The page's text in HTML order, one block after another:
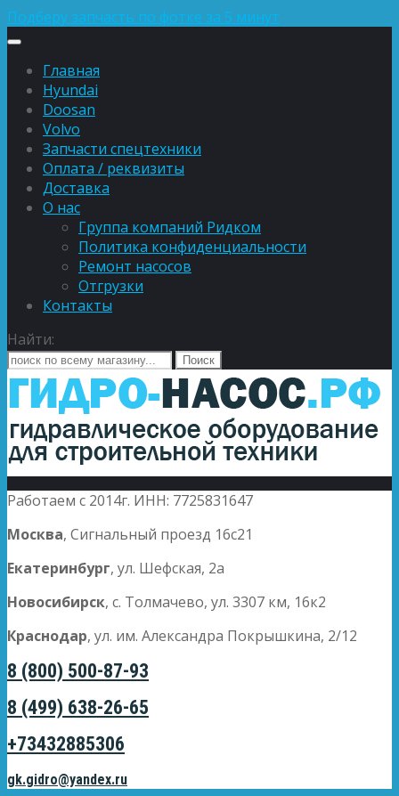
Подберу запчасть по фотке за 5 минут
Главная
Hyundai
Doosan
Volvo
Запчасти спецтехники
Оплата / реквизиты
Доставка
О нас
Группа компаний Ридком
Политика конфиденциальности
Ремонт насосов
Отгрузки
Контакты
Найти:
Работаем с 2014г. ИНН: 7725831647
Москва, Сигнальный проезд 16с21
Екатеринбург, ул. Шефская, 2а
Новосибирск, с. Толмачево, ул. 3307 км, 16к2
Краснодар, ул. им. Александра Покрышкина, 2/12
8 (800) 500-87-93
8 (499) 638-26-65
+73432885306
gk.gidro@yandex.ru